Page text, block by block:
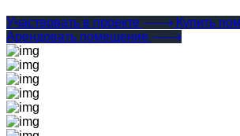
Участвовать в проекте
Купить
Арендовать помещение